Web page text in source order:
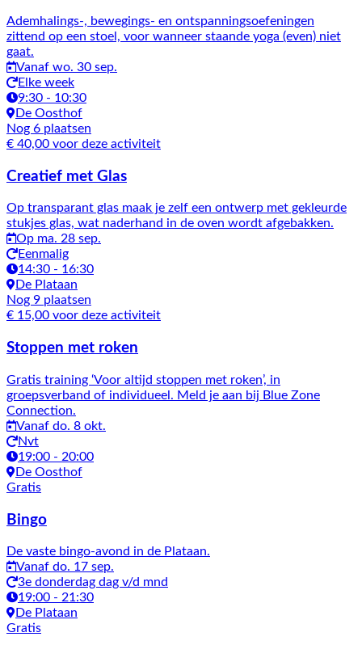
Ademhalings-, bewegings- en ontspanningsoefeningen
zittend op een stoel, voor wanneer staande yoga (even) niet
gaat.
Vanaf wo. 30 sep.
Elke week
9:30 - 10:30
De Oosthof
Nog 6 plaatsen
€ 40,00 voor deze activiteit
Creatief met Glas
Op transparant glas maak je zelf een ontwerp met gekleurde
stukjes glas, wat naderhand in de oven wordt afgebakken.
Op ma. 28 sep.
Eenmalig
14:30 - 16:30
De Plataan
Nog 9 plaatsen
€ 15,00 voor deze activiteit
Stoppen met roken
Gratis training ‘Voor altijd stoppen met roken’, in
groepsverband of individueel. Meld je aan bij Blue Zone
Connection.
Vanaf do. 8 okt.
Nvt
19:00 - 20:00
De Oosthof
Gratis
Bingo
De vaste bingo-avond in de Plataan.
Vanaf do. 17 sep.
3e donderdag dag v/d mnd
19:00 - 21:30
De Plataan
Gratis